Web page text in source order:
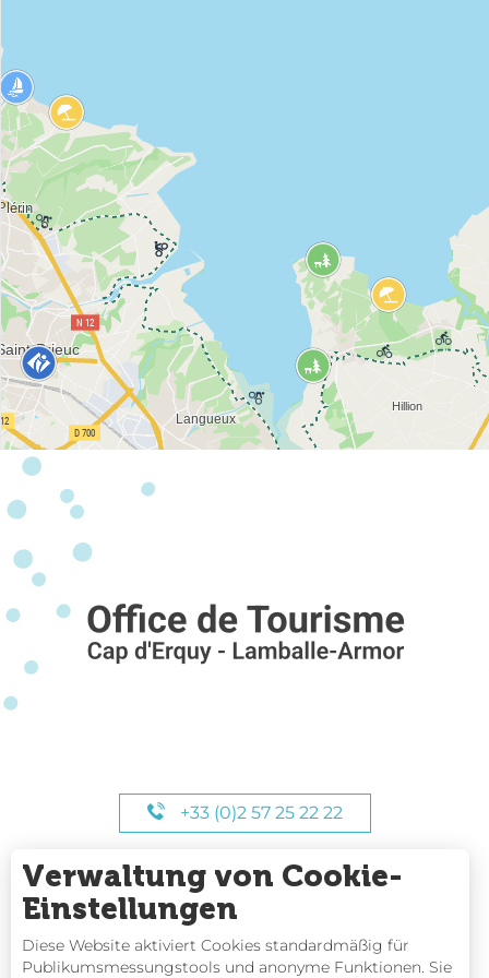
+33 (0)2 57 25 22 22
UNSERE STUNDEN
Verwaltung von Cookie-
Einstellungen
Diese Website aktiviert Cookies standardmäßig für
Publikumsmessungstools und anonyme Funktionen. Sie